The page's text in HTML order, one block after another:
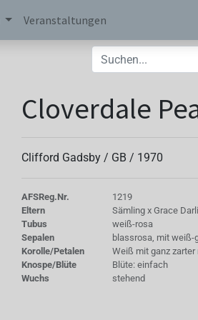
Veranstaltungen
Cloverdale
Clifford Gadsby / GB / 1970
AFSReg.Nr.
1219
Eltern
Sämling x Grace
Tubus
weiß-rosa
Sepalen
blassrosa, mit weiß-
Korolle/Petalen
Weiß mit ganz zarter
Knospe/Blüte
Blüte: einfach
Wuchs
stehend